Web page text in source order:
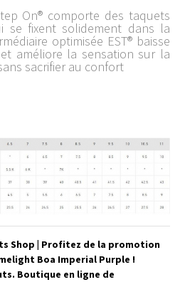
On® comporte des taquets
se fixent solidement dans la
optimisée EST® baisse
améliore la sensation sur la
sacrifier au confort
Shop | Profitez de la promotion
Boa Imperial Purple !
Boutique en ligne de